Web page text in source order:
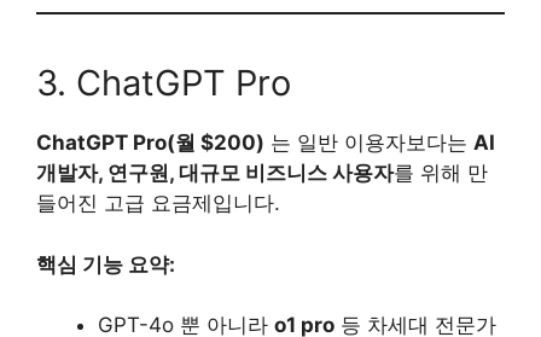
3. ChatGPT Pro
ChatGPT Pro(월 $200) 는 일반 이용자보다는 AI
개발자, 연구원, 대규모 비즈니스 사용자를 위해 만
들어진 고급 요금제입니다.
핵심 기능 요약:
GPT-4o 뿐 아니라 o1 pro 등 차세대 전문가